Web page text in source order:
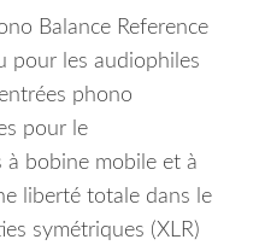
Balance Reference
pour les audiophiles
phono
pour le
à bobine mobile et à
liberté totale dans le
symétriques (XLR)